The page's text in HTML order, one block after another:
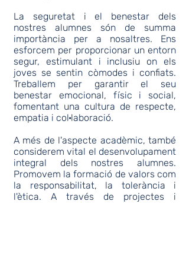
La seguretat i el benestar dels
nostres alumnes són de summa
importància per a nosaltres. Ens
esforcem per proporcionar un entorn
segur, estimulant i inclusiu on els
joves se sentin còmodes i confiats.
Treballem per garantir el seu
benestar emocional, físic i social,
fomentant una cultura de respecte,
empatia i col·laboració.
A més de l'aspecte acadèmic, també
considerem vital el desenvolupament
integral dels nostres alumnes.
Promovem la formació de valors com
la responsabilitat, la tolerància i
l'ètica. A través de projectes i